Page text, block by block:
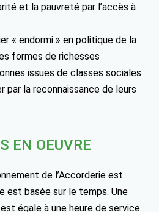
et la pauvreté par l’accès à
« endormi » en politique de la
formes de richesses
issues de classes sociales
par la reconnaissance de leurs
EN OEUVRE
de l’Accorderie est
est basée sur le temps. Une
égale à une heure de service